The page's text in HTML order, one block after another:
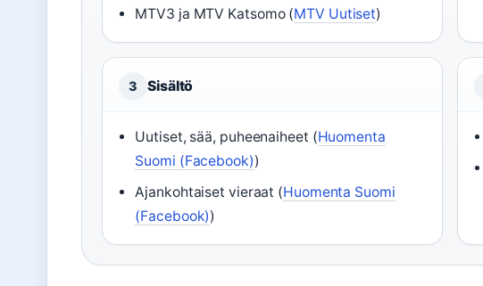
MTV3 ja MTV Katsomo (MTV Uutiset)
3 Sisältö
Uutiset, sää, puheenaiheet (Huomenta
Suomi (Facebook))
Ajankohtaiset vieraat (Huomenta Suomi
(Facebook))